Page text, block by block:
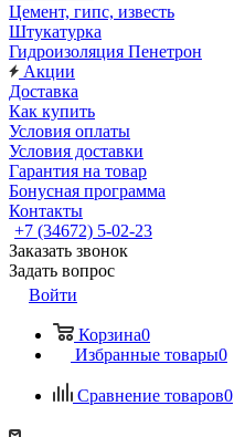
Цемент, гипс, известь
Штукатурка
Гидроизоляция Пенетрон
Акции
Доставка
Как купить
Условия оплаты
Условия доставки
Гарантия на товар
Бонусная программа
Контакты
+7 (34672) 5-02-23
Заказать звонок
Задать вопрос
Войти
Корзина0
Избранные товары0
Сравнение товаров0